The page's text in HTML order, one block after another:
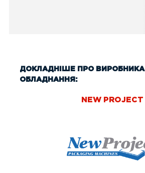
ДОКЛАДНІШЕ ПРО ВИРОБНИКА
ОБЛАДНАННЯ:
NEW PROJECT